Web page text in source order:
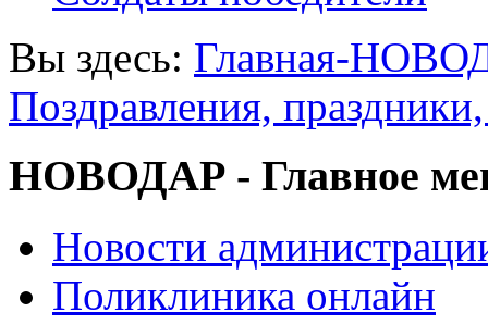
Вы здесь: Главная-
Поздравления,
НОВОДАР - Главное
Новости
Поликлиника онлайн